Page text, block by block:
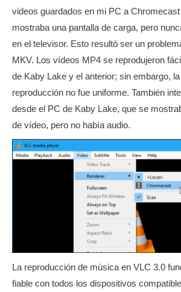
videos guardados en mi PC a
mostraba una pantalla de carga, pero
en el televisor. Esto resultó ser un
MKV. Los vídeos MP4 se reprodujeron
de Kaby Lake y el anterior; sin embargo,
reproducción no fue uniforme. También
desde el PC de Kaby Lake, que se
de vídeo, pero no había audio.
La reproducción de música en VLC 3.0
fiable con todos los dispositivos